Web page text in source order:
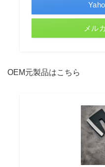
メル
OEM元製品はこちら